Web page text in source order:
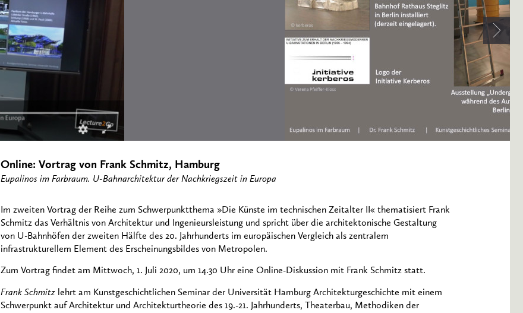
Online: Vortrag von Frank Schmitz, Hamburg
Eupalinos im Farbraum. U-Bahnarchitektur der Nachkriegszeit in Europa
Im zweiten Vortrag der Reihe zum Schwerpunktthema »Die Künste im technischen Zeitalter II« thematisiert Frank
Schmitz das Verhältnis von Architektur und Ingenieursleistung und spricht über die architektonische Gestaltung
von U-Bahnhöfen der zweiten Hälfte des 20. Jahrhunderts im europäischen Vergleich als zentralem
infrastrukturellem Element des Erscheinungsbildes von Metropolen.
Zum Vortrag findet am Mittwoch, 1. Juli 2020, um 14.30 Uhr eine Online-Diskussion mit Frank Schmitz statt.
Frank Schmitz lehrt am Kunstgeschichtlichen Seminar der Universität Hamburg Architekturgeschichte mit einem
Schwerpunkt auf Architektur und Architekturtheorie des 19.-21. Jahrhunderts, Theaterbau, Methodiken der